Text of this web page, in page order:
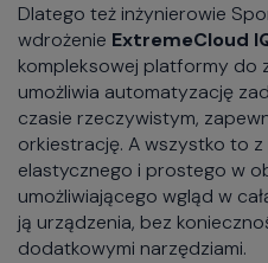
Dlatego też inżynierowie
wdrożenie ExtremeCloud
kompleksowej platformy do
umożliwia automatyzację
czasie rzeczywistym,
orkiestrację. A wszystko to
elastycznego i prostego w
umożliwiającego wgląd w
ją urządzenia, bez
dodatkowymi narzędziami.